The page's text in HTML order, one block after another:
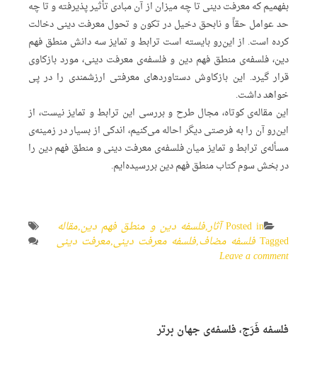
بفهمیم که معرفت دینی تا چه میزان از آن مبادی تأثیر پذیرفته و تا چه
حد عوامل حقاً و نابحق دخیل در تکون و تحول معرفت دینی دخالت
کرده است. از این‌رو بایسته است ترابط و تمایز سه دانش منطق فهم
دین، فلسفه‌ی منطق فهم دین و فلسفه‌ی معرفت دینی، مورد بازکاوی
قرار گیرد. این بازکاوش دستاوردهای معرفتی ارزشمندی را در پی
خواهد داشت.
این مقاله‌ی کوتاه، مجال طرح و بررسی این ترابط و تمایز نیست، از
این‌رو آن را به فرصتی دیگر احاله می‌کنیم، اندکی از بسیار در زمینه‌ی
مسأله‌ی ترابط و تمایز میان فلسفه‌ی معرفت دینی و منطق فهم دین را
در بخش سوم کتاب منطق فهم دین بررسیده‌ایم.
Posted in آثار,فلسفه دین و منطق فهم دین,مقاله
Tagged فلسفه مضاف,فلسفه معرفت دینی,معرفت دینی
Leave a comment
فلسفه‌ فَرَج، فلسفه‌ی جهان‌ برتر